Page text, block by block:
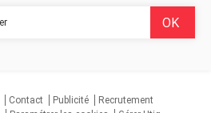
Contact Publicité
Recrutement